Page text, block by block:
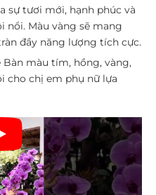
sự tươi mới, hạnh phúc và
nổi. Màu vàng sẽ mang
đầy năng lượng tích cực.
Bàn màu tím, hồng, vàng,
cho chị em phụ nữ lựa